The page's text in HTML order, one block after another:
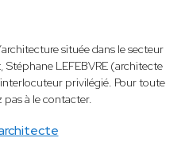
située dans le secteur
LEFEBVRE (architecte
privilégié. Pour toute
à le contacter.